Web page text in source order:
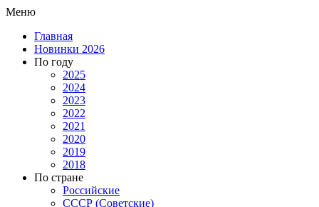
Меню
Главная
Новинки 2026
По году
2025
2024
2023
2022
2021
2020
2019
2018
По стране
Российские
СССР (Советские)